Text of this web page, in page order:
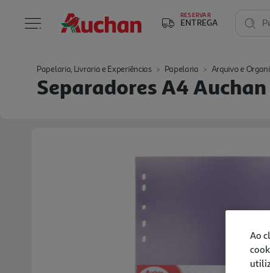
RESERVAR
ENTREGA
Papelaria, Livraria e Experiências Papelaria Arquivo e
Separadores A4
Ao